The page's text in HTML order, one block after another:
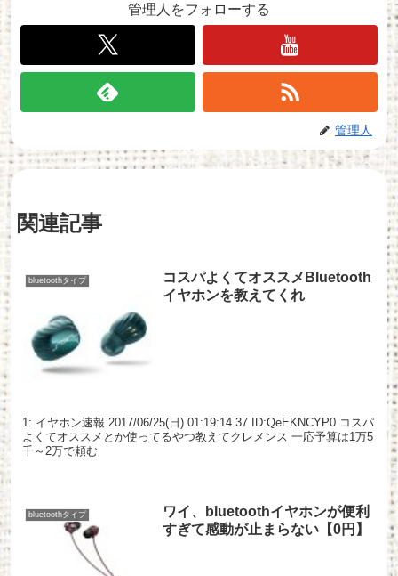
管理人をフォローする
管理人
関連記事
bluetoothタイプ
コスパよくてオススメBluetooth
イヤホンを教えてくれ
1: イヤホン速報 2017/06/25(日) 01:19:14.37 ID:QeEKNCYP0 コスパ
よくてオススメとか使ってるやつ教えてクレメンス 一応予算は1万5
千～2万で頼む
bluetoothタイプ
ワイ、bluetoothイヤホンが便利
すぎて感動が止まらない【0円】